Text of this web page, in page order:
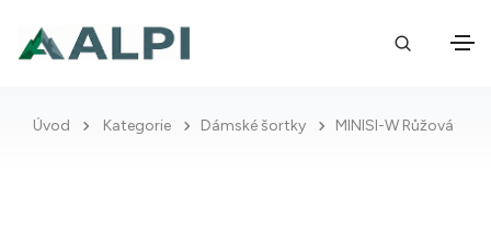
Úvod Kategorie Dámské šortky MINISI-W Růžová